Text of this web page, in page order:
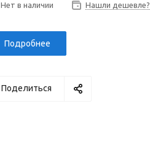
Нет в наличии Нашли дешевле?
Подробнее
Поделиться